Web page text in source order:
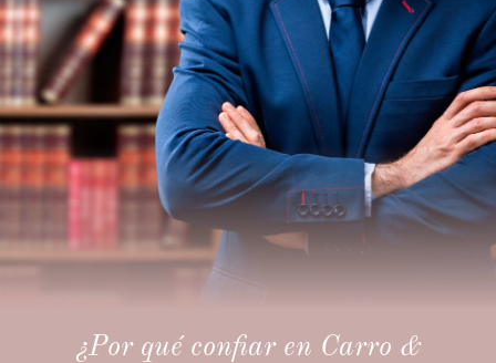
¿Por qué confiar en Carro &